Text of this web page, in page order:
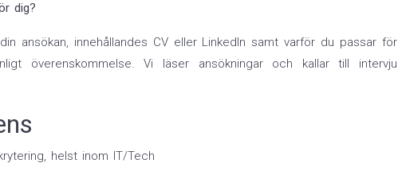
dig?
ansökan, innehållandes CV eller LinkedIn samt varför du passar för
överenskommelse. Vi läser ansökningar och kallar till intervju
helst inom IT/Tech